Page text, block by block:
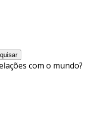
com o mundo?